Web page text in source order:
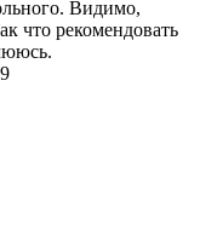
Видимо,
что рекомендовать